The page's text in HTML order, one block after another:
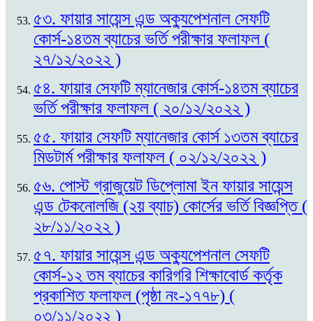
৫৩. ফায়ার সায়েন্স এন্ড অক্যুপেশনাল সেফটি
কোর্স-১৪তম ব্যাচের ভর্তি পরীক্ষার ফলাফল (
২৭/১২/২০২২ )
৫৪. ফায়ার সেফটি ম্যানেজার কোর্স-১৪তম ব্যাচের
ভর্তি পরীক্ষার ফলাফল ( ২০/১২/২০২২ )
৫৫. ফায়ার সেফটি ম্যানেজার কোর্স ১৩তম ব্যাচের
মিডটার্ম পরীক্ষার ফলাফল ( ০২/১২/২০২২ )
৫৬. পোস্ট গ্রাজুয়েট ডিপ্লোমা ইন ফায়ার সায়েন্স
এন্ড টেকনোলজি (২য় ব্যাচ) কোর্সের ভর্তি বিজ্ঞপ্তি (
২৮/১১/২০২২ )
৫৭. ফায়ার সায়েন্স এন্ড অক্যুপেশনাল সেফটি
কোর্স-১২ তম ব্যাচের কারিগরি শিক্ষাবোর্ড কর্তৃক
প্রকাশিত ফলাফল (পৃষ্ঠা নং-১৭৭৮) (
০৩/১১/২০২২ )